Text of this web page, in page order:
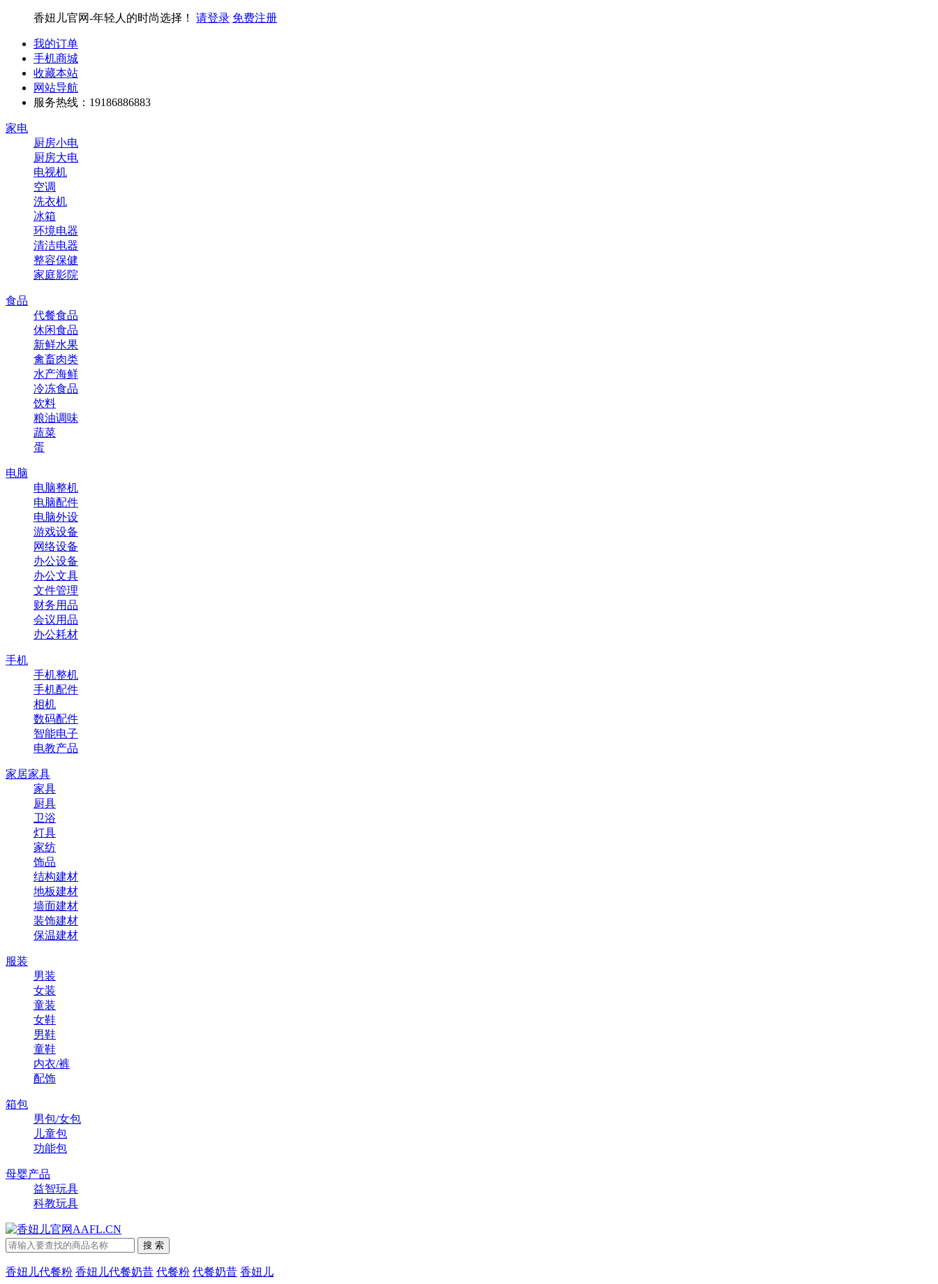
香妞儿官网-年轻人的时尚选择！ 请登录 免费注册
我的订单
手机商城
收藏本站
网站导航
服务热线：19186886883
家电
厨房小电
厨房大电
电视机
空调
洗衣机
冰箱
环境电器
清洁电器
整容保健
家庭影院
食品
代餐食品
休闲食品
新鲜水果
禽畜肉类
水产海鲜
冷冻食品
饮料
粮油调味
蔬菜
蛋
电脑
电脑整机
电脑配件
电脑外设
游戏设备
网络设备
办公设备
办公文具
文件管理
财务用品
会议用品
办公耗材
手机
手机整机
手机配件
相机
数码配件
智能电子
电教产品
家居家具
家具
厨具
卫浴
灯具
家纺
饰品
结构建材
地板建材
墙面建材
装饰建材
保温建材
服装
男装
女装
童装
女鞋
男鞋
童鞋
内衣/裤
配饰
箱包
男包/女包
儿童包
功能包
母婴产品
益智玩具
科教玩具
香妞儿代餐粉 香妞儿代餐奶昔 代餐粉 代餐奶昔 香妞儿